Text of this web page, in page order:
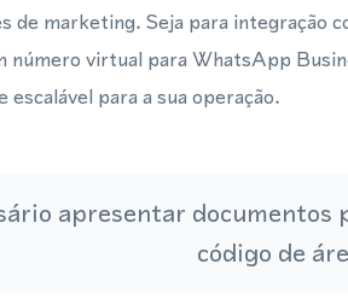
de marketing. Seja para integração
número virtual para WhatsApp
para a sua operação.
apresentar
código de